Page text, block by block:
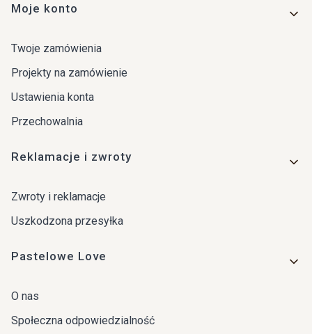
Moje konto
Twoje zamówienia
Projekty na zamówienie
Ustawienia konta
Przechowalnia
Reklamacje i zwroty
Zwroty i reklamacje
Uszkodzona przesyłka
Pastelowe Love
O nas
Społeczna odpowiedzialność